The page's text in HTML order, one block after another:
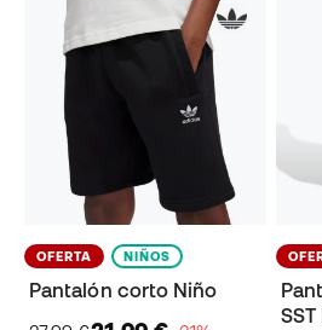
OFERTA NIÑOS
Pantalón corto Niño